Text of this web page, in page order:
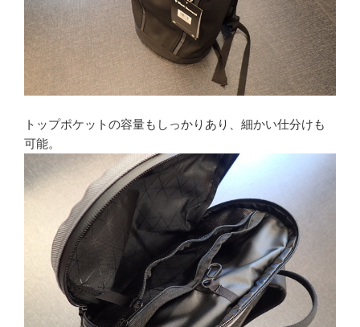
トップポケットの容量もしっかりあり、細かい仕分けも
可能。